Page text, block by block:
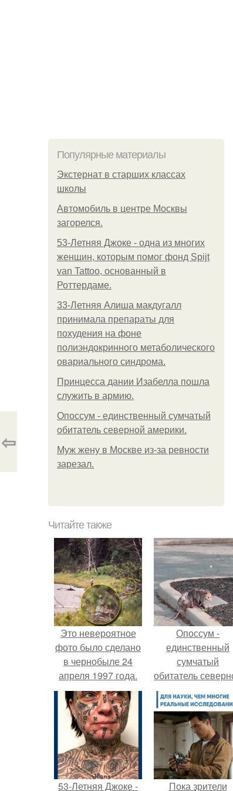
Популярные материалы
Экстернат в старших классах
школы
Автомобиль в центре Москвы
загорелся.
53-Летняя Джоке - одна из многих
женщин, которым помог фонд Spijt
van Tattoo, основанный в
Роттердаме.
33-Летняя Алиша макдугалл
принимала препараты для
похудения на фоне
полиэндокринного метаболического
овариального синдрома.
Принцесса дании Изабелла пошла
служить в армию.
Опоссум - единственный сумчатый
обитатель северной америки.
Mуж жену в Москве из-за ревности
зарезал.
⇦
Читайте также
Это невероятное
фото было сделано
в чернобыле 24
апреля 1997 года.
Опоссум -
единственный
сумчатый
обитатель
53-Летняя Джоке -
Пока зрители